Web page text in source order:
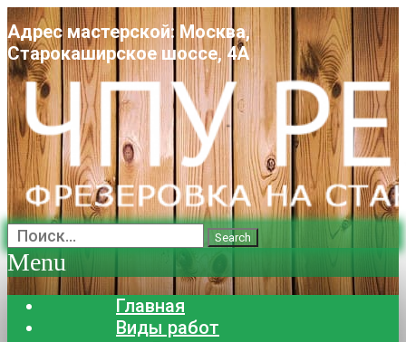
Адрес мастерской: Москва,
Старокаширское шоссе, 4А
Search
Menu
Главная
Виды работ